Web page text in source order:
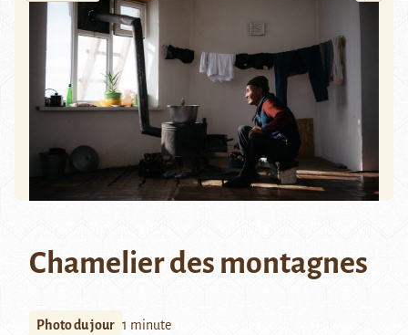
Chamelier des montagnes
Photo du jour 1 minute